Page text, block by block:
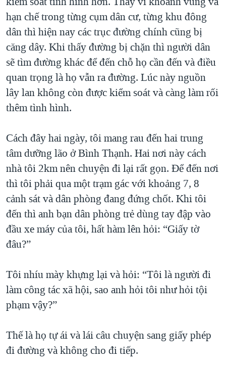
hạn chế trong từng cụm dân cư, từng khu đông
dân thì hiện nay các trục đường chính cũng bị
căng dây. Khi thấy đường bị chặn thì người dân
sẽ tìm đường khác để đến chỗ họ cần đến và điều
quan trọng là họ vẫn ra đường. Lúc này nguồn
lây lan không còn được kiểm soát và càng làm rối
thêm tình hình.
Cách đây hai ngày, tôi mang rau đến hai trung
tâm dưỡng lão ở Bình Thạnh. Hai nơi này cách
nhà tôi 2km nên chuyện đi lại rất gọn. Để đến nơi
thì tôi phải qua một trạm gác với khoảng 7, 8
cảnh sát và dân phòng đang đứng chốt. Khi tôi
đến thì anh bạn dân phòng trẻ dùng tay đập vào
đầu xe máy của tôi, hất hàm lên hỏi: “Giấy tờ
đâu?”
Tôi nhíu mày khựng lại và hỏi: “Tôi là người đi
làm công tác xã hội, sao anh hỏi tôi như hỏi tội
phạm vậy?”
Thế là họ tự ái và lái câu chuyện sang giấy phép
đi đường và không cho đi tiếp.